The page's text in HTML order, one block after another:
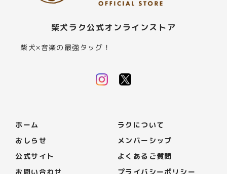
柴犬ラク公式オンラインストア
柴犬×音楽の最強タッグ！
ホーム ラクについて
おしらせ メンバーシップ
公式サイト よくあるご質問
お問い合わせ プライバシーポリシー